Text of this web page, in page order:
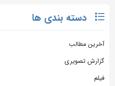
دسته بندی ها
آخرین مطالب
گزارش تصویری
فیلم